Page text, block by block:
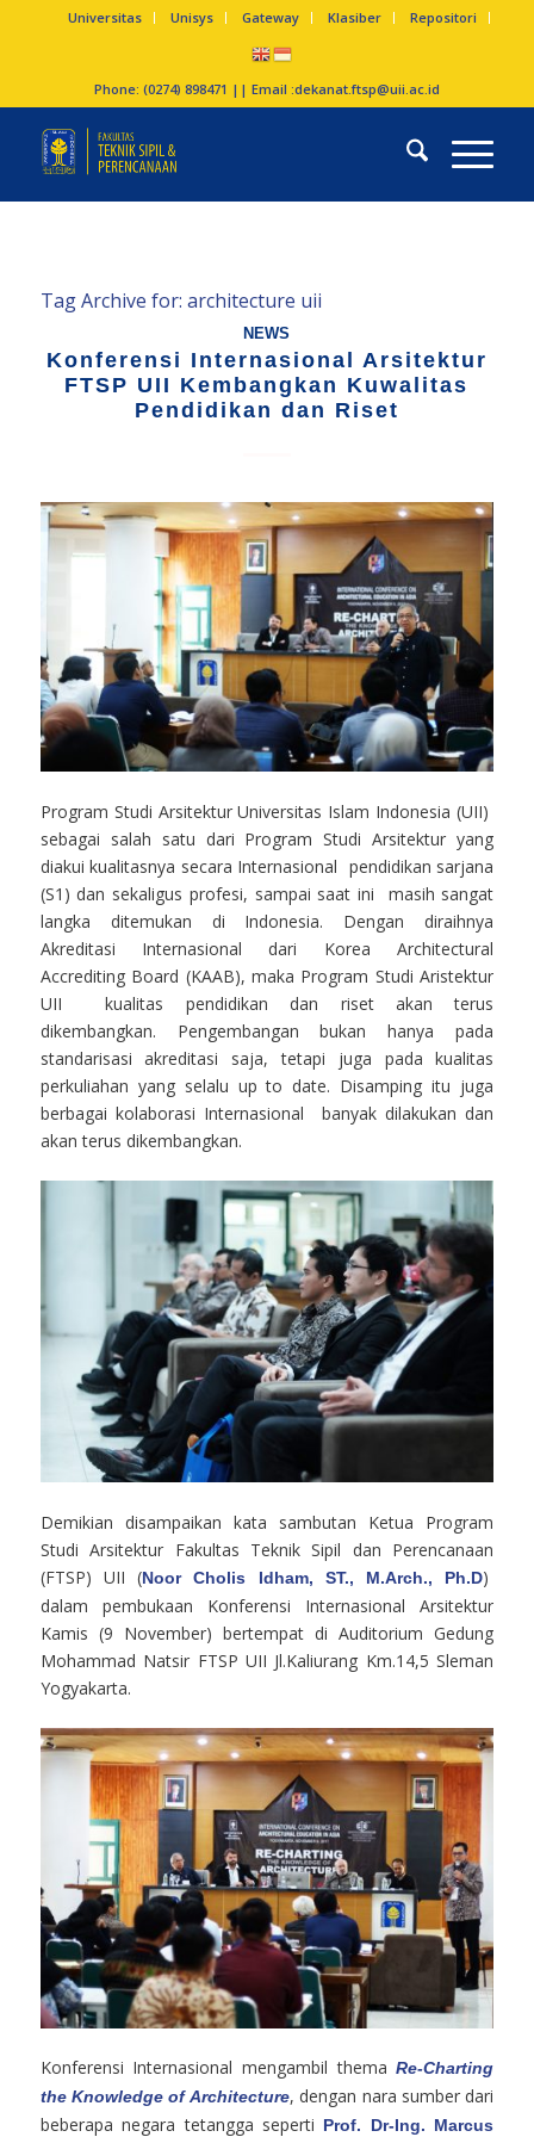
Universitas Unisys Gateway Klasiber Repositori
Phone: (0274) 898471 || Email :dekanat.ftsp@uii.ac.id
Tag Archive for: architecture uii
NEWS
Konferensi Internasional Arsitektur
FTSP UII Kembangkan Kuwalitas
Pendidikan dan Riset
Program Studi Arsitektur Universitas Islam Indonesia (UII)
sebagai salah satu dari Program Studi Arsitektur yang
diakui kualitasnya secara Internasional pendidikan sarjana
(S1) dan sekaligus profesi, sampai saat ini masih sangat
langka ditemukan di Indonesia. Dengan diraihnya
Akreditasi Internasional dari Korea Architectural
Accrediting Board (KAAB), maka Program Studi Aristektur
UII kualitas pendidikan dan riset akan terus
dikembangkan. Pengembangan bukan hanya pada
standarisasi akreditasi saja, tetapi juga pada kualitas
perkuliahan yang selalu up to date. Disamping itu juga
berbagai kolaborasi Internasional banyak dilakukan dan
akan terus dikembangkan.
Demikian disampaikan kata sambutan Ketua Program
Studi Arsitektur Fakultas Teknik Sipil dan Perencanaan
(FTSP) UII (Noor Cholis Idham, ST., M.Arch., Ph.D)
dalam pembukaan Konferensi Internasional Arsitektur
Kamis (9 November) bertempat di Auditorium Gedung
Mohammad Natsir FTSP UII Jl.Kaliurang Km.14,5 Sleman
Yogyakarta.
Konferensi Internasional mengambil themaRe-Charting
the Knowledge of Architecture, dengan nara sumber dari
beberapa negara tetangga seperti Prof. Dr-Ing. Marcus